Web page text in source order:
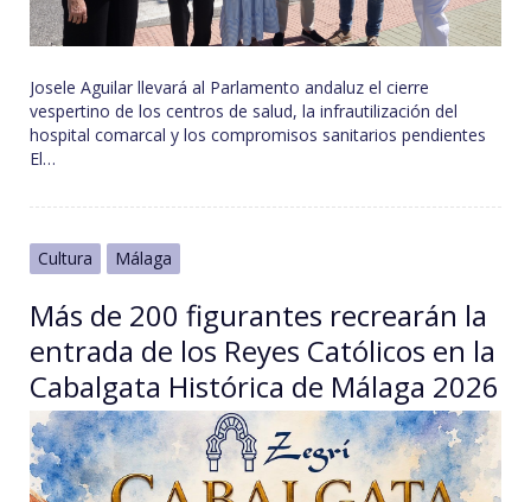
Josele Aguilar llevará al Parlamento andaluz el cierre
vespertino de los centros de salud, la infrautilización del
hospital comarcal y los compromisos sanitarios pendientes
El…
Cultura Málaga
Más de 200 figurantes recrearán la
entrada de los Reyes Católicos en la
Cabalgata Histórica de Málaga 2026